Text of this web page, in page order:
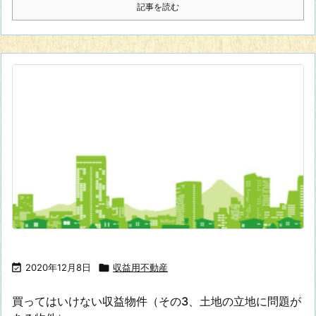
記事を読む
 2020年12月8日  収益用不動産
買ってはいけない収益物件（その3、土地の立地に問題が